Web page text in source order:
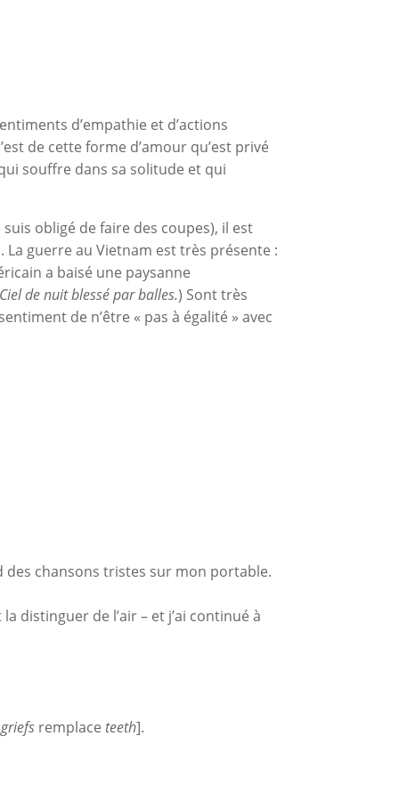
d’empathie et d’actions
de cette forme d’amour qu’est privé
souffre dans sa solitude et qui
obligé de faire des coupes), il est
guerre au Vietnam est très présente :
a baisé une paysanne
Ciel de nuit blessé par balles.) Sont très
de n’être « pas à égalité » avec
des chansons tristes sur mon portable.
distinguer de l’air – et j’ai continué à
griefs remplace teeth].